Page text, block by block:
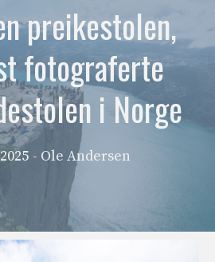
preikestolen,
fotograferte
i Norge
- Ole Andersen